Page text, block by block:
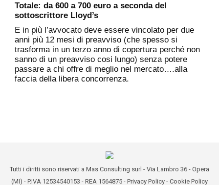
Totale: da 600 a 700 euro a seconda del
sottoscrittore Lloyd’s
E in più l’avvocato deve essere vincolato per due
anni più 12 mesi di preavviso (che spesso si
trasforma in un terzo anno di copertura perché non
sanno di un preavviso cosi lungo) senza potere
passare a chi offre di meglio nel mercato….alla
faccia della libera concorrenza.
Tutti i diritti sono riservati a Mas Consulting surl - Via Lambro 36 - Opera
(MI) - P.IVA 12534540153 - REA 1564875 - Privacy Policy - Cookie Policy